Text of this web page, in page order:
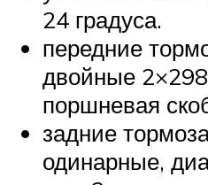
24 градуса.
передние
двойные
поршневая
задние
одинарные,